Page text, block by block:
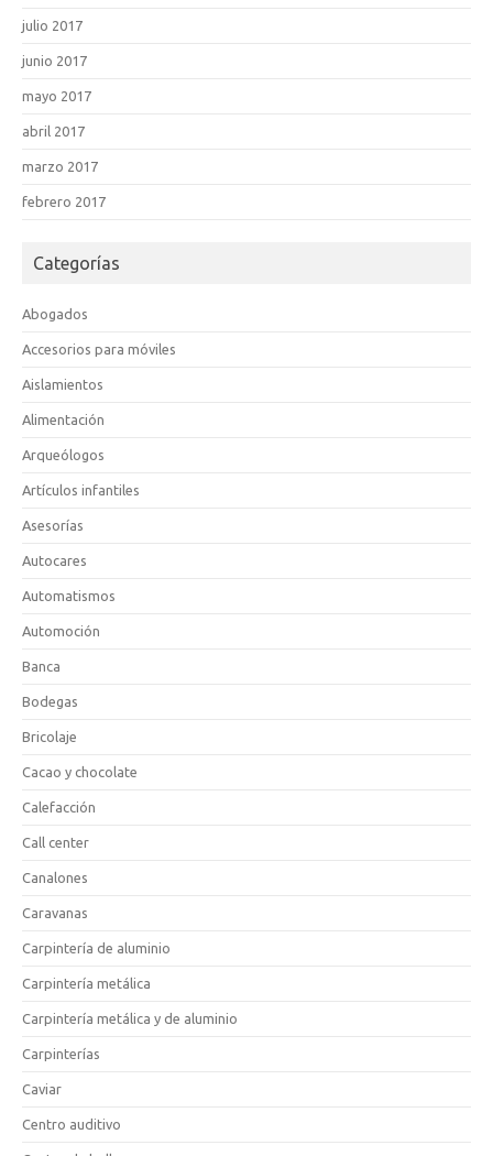
julio 2017
junio 2017
mayo 2017
abril 2017
marzo 2017
febrero 2017
Categorías
Abogados
Accesorios para móviles
Aislamientos
Alimentación
Arqueólogos
Artículos infantiles
Asesorías
Autocares
Automatismos
Automoción
Banca
Bodegas
Bricolaje
Cacao y chocolate
Calefacción
Call center
Canalones
Caravanas
Carpintería de aluminio
Carpintería metálica
Carpintería metálica y de aluminio
Carpinterías
Caviar
Centro auditivo